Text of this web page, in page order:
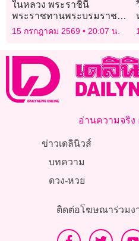
ในหลวง พระราชินี
พระราชทานพระบรมราช
วโรกาสให้ ทูตต่างประเทศ
เฝ้าฯ กราบบังคมทูลลา
15 กรกฎาคม 2569 20:07 น.
อ่านความจริง
ข่าวเดลินิวส์
บทความ
ดวง-หวย
ติดต่อโฆษณาร่วมง